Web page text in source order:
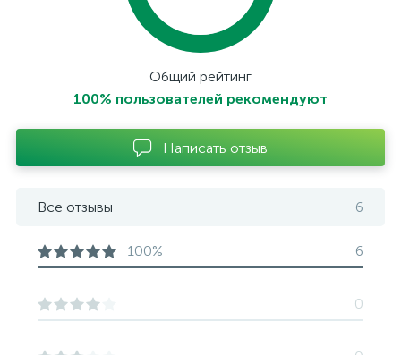
Общий рейтинг
100% пользователей рекомендуют
Написать отзыв
Все отзывы 6
100% 6
0